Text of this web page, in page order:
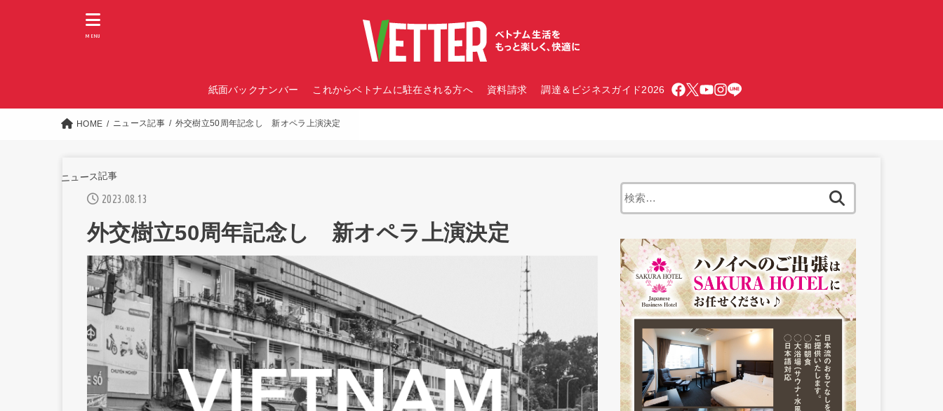
紙面バックナンバー これからベトナムに駐在される方へ 資料請求 調達＆ビジネスガイド2026
MENU
HOME ニュース記事 外交樹立50周年記念し 新オペラ上演決定
ニュース記事
2023.08.13
外交樹立50周年記念し 新オペラ上演決定